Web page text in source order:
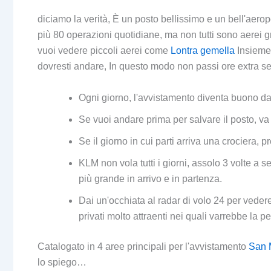
diciamo la verità, È un posto bellissimo e un
più 80 operazioni quotidiane, ma non tutti sono aerei
vuoi vedere piccoli aerei come Lontra gemella
dovresti andare, In questo modo non passi ore extra
Ogni giorno, l'avvistamento diventa buono
Se vuoi andare prima per salvare il posto,
Se il giorno in cui parti arriva una crociera,
KLM non vola tutti i giorni, assolo 3 volte a
più grande in arrivo e in partenza.
Dai un'occhiata al radar di volo 24 per
privati ​​molto attraenti nei quali varrebbe la
Catalogato in 4 aree principali per l'avvistamento San
lo spiego…